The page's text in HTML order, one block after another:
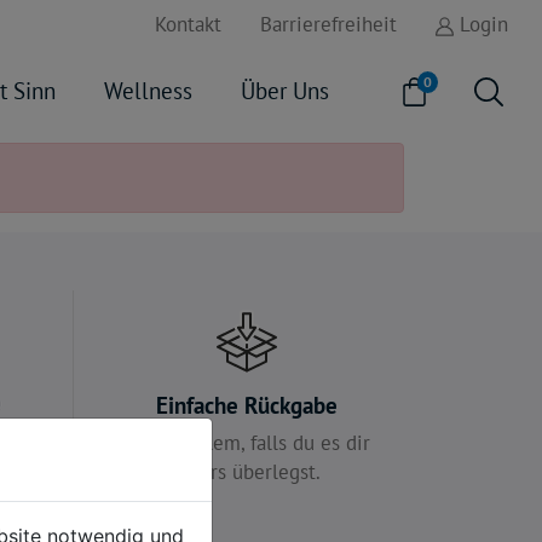
Kontakt Barrierefreiheit Login
Sinn Wellness Über Uns 0
Einfache Rückgabe
Kein Problem, falls du es dir
anders überlegst.
notwendig und